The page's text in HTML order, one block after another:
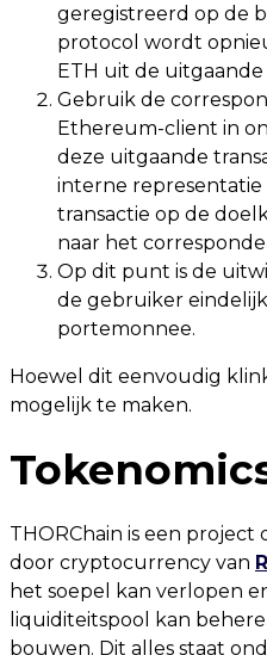
geregistreerd op de
protocol wordt
ETH uit de
Gebruik de
Ethereum-client in
deze uitgaande
interne representatie
transactie op de
naar het
Op dit punt is de
de gebruiker
portemonnee.
Hoewel dit eenvoudig
mogelijk te maken.
THORChain is een
door cryptocurrency van
het soepel kan verlopen
liquiditeitspool kan
bouwen. Dit alles staat